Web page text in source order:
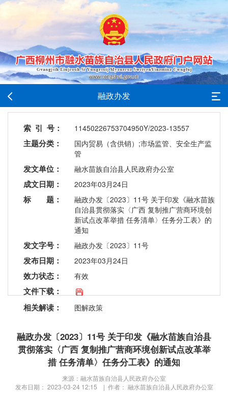
融政办发
索 引 号： 11450226753704950Y/2023-13557
主题分类：
国内贸易（含供销）;市场监管、安全生产监
管
发文单位： 融水苗族自治县人民政府办公室
成文日期： 2023年03月24日
标 题：
融政办发〔2023〕11号 关于印发《融水苗族
自治县贯彻落实〈广西 复制推广营商环境创
新试点改革举措 任务清单〉任务分工表》的
通知
发文字号： 融政办发〔2023〕11号
发布日期： 2023年03月24日
效力状态： 有效
文件下载：
相关解读：
图解政策
融政办发〔2023〕11号 关于印发《融水苗族自治县
贯彻落实〈广西 复制推广营商环境创新试点改革举
措 任务清单〉任务分工表》的通知
来源：融水苗族自治县人民政府办公室
发布日期： 2023-03-24 12:15 | 作者： 融水苗族自治县人民政府办公室